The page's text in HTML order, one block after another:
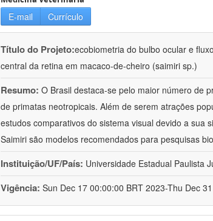
E-mail Currículo
Título do Projeto:ecobiometria do bulbo ocular e
central da retina em macaco-de-cheiro (saimiri sp.)
Resumo: O Brasil destaca-se pelo maior número de
de primatas neotropicais. Além de serem atrações
estudos comparativos do sistema visual devido a sua
Saimiri são modelos recomendados para pesquisas
Instituição/UF/País: Universidade Estadual Paulista
Vigência: Sun Dec 17 00:00:00 BRT 2023-Thu Dec